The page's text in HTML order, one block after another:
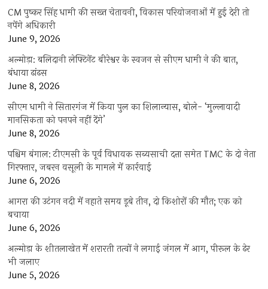
CM पुष्कर सिंह धामी की सख्त चेतावनी, विकास परियोजनाओं में हुई देरी तो
नपेंगे अधिकारी
June 9, 2026
अल्मोड़ा: बलिदानी लेफ्टिनेंट बीरेश्वर के स्वजन से सीएम धामी ने की बात,
बंधाया ढांढस
June 8, 2026
सीएम धामी ने सितारगंज में किया पुल का शिलान्यास, बोले- ‘मुल्लावादी
मानसिकता को पनपने नहीं देंगे’
June 8, 2026
पश्चिम बंगाल: टीएमसी के पूर्व विधायक सब्यसाची दत्ता समेत TMC के दो नेता
गिरफ्तार, जबरन वसूली के मामले में कार्रवाई
June 6, 2026
आगरा की उटंगन नदी में नहाते समय डूबे तीन, दो किशोरों की मौत; एक को
बचाया
June 6, 2026
अल्मोड़ा के शीतलाखेत में शरारती तत्वों ने लगाई जंगल में आग, पीरूल के ढेर
भी जलाए
June 5, 2026